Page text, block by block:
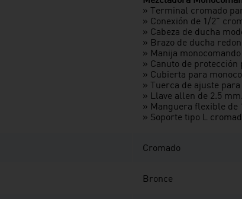
» Terminal cromado
» Conexión de 1/2"
» Cabeza de ducha
» Brazo de ducha
» Manija
» Canuto de protección
» Cubierta para
» Tuerca de ajuste
» Llave allen de 2.5 mm.
» Manguera flexible de
» Soporte tipo L
Cromado
Bronce